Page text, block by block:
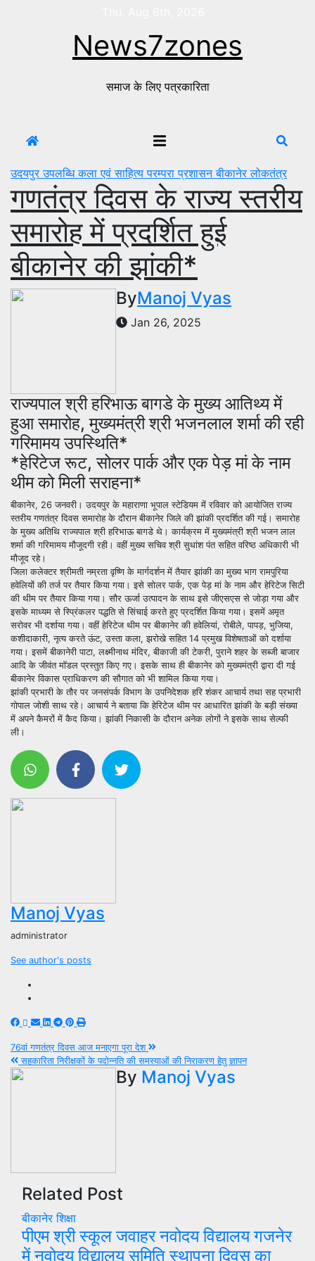
News7zones
समाज के लिए पत्रकारिता
उदयपुरउपलब्धिकला एवं साहित्यपरम्पराप्रशासनबीकानेरलोकतंत्र
गणतंत्र दिवस के राज्य स्तरीय
समारोह में प्रदर्शित हुई
बीकानेर की झांकी*
ByManoj Vyas
Jan 26, 2025
राज्यपाल श्री हरिभाऊ बागडे के मुख्य आतिथ्य में
हुआ समारोह, मुख्यमंत्री श्री भजनलाल शर्मा की रही
गरिमामय उपस्थिति*
*हेरिटेज रूट, सोलर पार्क और एक पेड़ मां के नाम
थीम को मिली सराहना*
बीकानेर, 26 जनवरी। उदयपुर के महाराणा भूपाल स्टेडियम में रविवार को आयोजित राज्य
स्तरीय गणतंत्र दिवस समारोह के दौरान बीकानेर जिले की झांकी प्रदर्शित की गई। समारोह
के मुख्य अतिथि राज्यपाल श्री हरिभाऊ बागडे थे। कार्यक्रम में मुख्यमंत्री श्री भजन लाल
शर्मा की गरिमामय मौजूदगी रही। वहीं मुख्य सचिव श्री सुधांश पंत सहित वरिष्ठ अधिकारी भी
मौजूद रहे।
जिला कलेक्टर श्रीमती नम्रता वृष्णि के मार्गदर्शन में तैयार झांकी का मुख्य भाग रामपुरिया
हवेलियों की तर्ज पर तैयार किया गया। इसे सोलर पार्क, एक पेड़ मां के नाम और हेरिटेज सिटी
की थीम पर तैयार किया गया। सौर ऊर्जा उत्पादन के साथ इसे जीएसएस से जोड़ा गया और
इसके माध्यम से स्प्रिंकलर पद्धति से सिंचाई करते हुए प्रदर्शित किया गया। इसमें अमृत
सरोवर भी दर्शाया गया।वहीं हेरिटेज थीम पर बीकानेर की हवेलियां, रोबीले, पापड़, भुजिया,
कशीदाकारी, नृत्य करते ऊंट, उस्ता कला, झरोखे सहित 14 प्रमुख विशेषताओं को दर्शाया
गया। इसमें बीकानेरी पाटा, लक्ष्मीनाथ मंदिर, बीकाजी की टेकरी, पुराने शहर के सब्जी बाजार
आदि के जीवंत मॉडल प्रस्तुत किए गए। इसके साथ ही बीकानेर को मुख्यमंत्री द्वारा दी गई
बीकानेर विकास प्राधिकरण की सौगात को भी शामिल किया गया।
झांकी प्रभारी के तौर पर जनसंपर्क विभाग के उपनिदेशक हरि शंकर आचार्य तथा सह प्रभारी
गोपाल जोशी साथ रहे। आचार्य ने बताया कि हेरिटेज थीम पर आधारित झांकी के बड़ी संख्या
में अपने कैमरों में कैद किया। झांकी निकासी के दौरान अनेक लोगों ने इसके साथ सेल्फी
ली।
Manoj Vyas
administrator
See author's posts
Post
navigation
76वां गणतंत्र दिवस आज मनाएगा पूरा देश
सहकारिता निरीक्षकों के पदोन्नति की समस्याओं की निराकरण हेतु ज्ञापन
By Manoj Vyas
Related Post
बीकानेरशिक्षा
पीएम श्री स्कूल जवाहर नवोदय विद्यालय गजनेर
में नवोदय विद्यालय समिति स्थापना दिवस का